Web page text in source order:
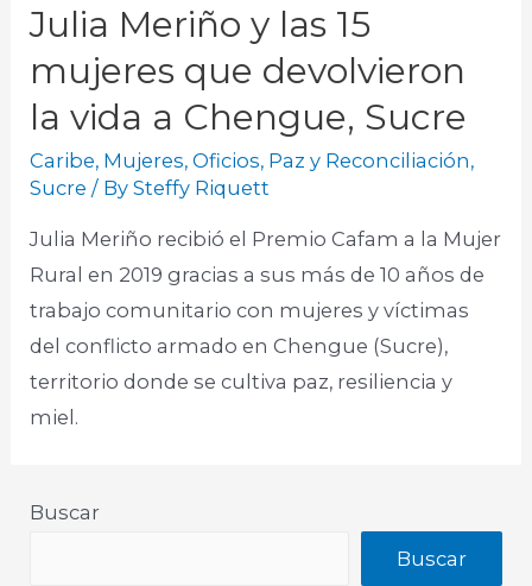
Julia Meriño y las 15
mujeres que devolvieron
la vida a Chengue, Sucre
Caribe, Mujeres,Oficios, Paz y Reconciliación,
Sucre / BySteffy Riquett
Julia Meriño recibió el Premio Cafam a la Mujer
Rural en 2019 gracias a sus más de 10 años de
trabajo comunitario con mujeres y víctimas
del conflicto armado en Chengue (Sucre),
territorio donde se cultiva paz, resiliencia y
miel.
Buscar
Buscar